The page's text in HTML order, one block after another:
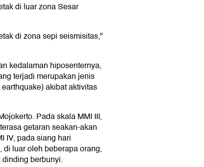
di luar zona Sesar
di zona sepi seismisitas,"
kedalaman hiposenternya,
terjadi merupakan jenis
akibat aktivitas
Pada skala MMI III,
getaran seakan-akan
IV, pada siang hari
luar oleh beberapa orang,
berbunyi.